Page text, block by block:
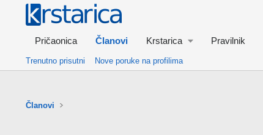
Pričaonica Članovi Krstarica Pravilnik
Trenutno prisutni Nove poruke na profilima
Članovi